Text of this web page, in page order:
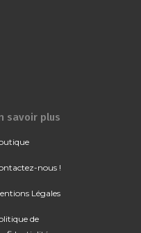
savoir plus
nous !
Légales
de